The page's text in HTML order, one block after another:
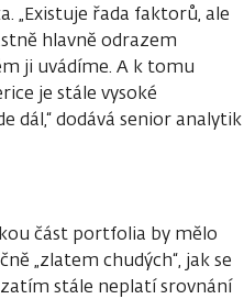
„Existuje řada faktorů, ale
hlavně odrazem
ji uvádíme. A k tomu
je stále vysoké
dál,“ dodává senior analytik
část portfolia by mělo
„zlatem chudých“, jak se
stále neplatí srovnání